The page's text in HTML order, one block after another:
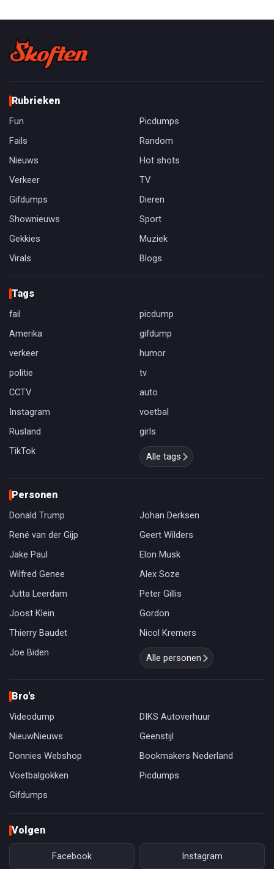
Rubrieken
Fun
Picdumps
Fails
Random
Nieuws
Hot shots
Verkeer
TV
Gifdumps
Dieren
Shownieuws
Sport
Gekkies
Muziek
Virals
Blogs
Tags
fail
picdump
Amerika
gifdump
verkeer
humor
politie
tv
CCTV
auto
Instagram
voetbal
Rusland
girls
TikTok
Alle tags
Personen
Donald Trump
Johan Derksen
René van der Gijp
Geert Wilders
Jake Paul
Elon Musk
Wilfred Genee
Alex Soze
Jutta Leerdam
Peter Gillis
Joost Klein
Gordon
Thierry Baudet
Nicol Kremers
Joe Biden
Alle personen
Bro's
Videodump
DIKS Autoverhuur
NieuwNieuws
Geenstijl
Donnies Webshop
Bookmakers Nederland
Voetbalgokken
Picdumps
Gifdumps
Volgen
Facebook Instagram